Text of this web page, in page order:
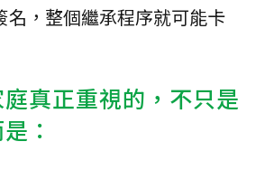
名，整個繼承程序就可能卡
真正重視的，不只是
：